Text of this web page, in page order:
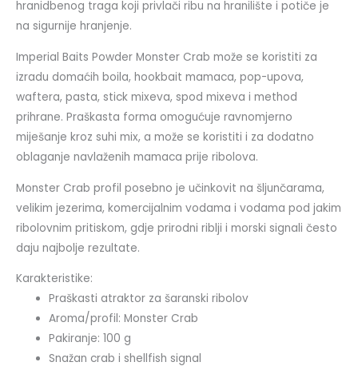
hranidbenog traga koji privlači ribu na hranilište i potiče je
na sigurnije hranjenje.
Imperial Baits Powder Monster Crab može se koristiti za
izradu domaćih boila, hookbait mamaca, pop-upova,
waftera, pasta, stick mixeva, spod mixeva i method
prihrane. Praškasta forma omogućuje ravnomjerno
miješanje kroz suhi mix, a može se koristiti i za dodatno
oblaganje navlaženih mamaca prije ribolova.
Monster Crab profil posebno je učinkovit na šljunčarama,
velikim jezerima, komercijalnim vodama i vodama pod jakim
ribolovnim pritiskom, gdje prirodni riblji i morski signali često
daju najbolje rezultate.
Karakteristike:
Praškasti atraktor za šaranski ribolov
Aroma/profil: Monster Crab
Pakiranje: 100 g
Snažan crab i shellfish signal